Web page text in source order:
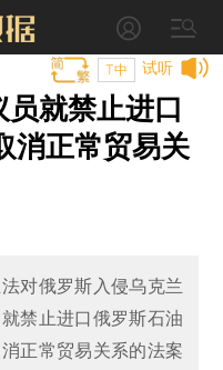
试听
T中
员就禁止进口
消正常贸易关
对俄罗斯入侵乌克兰
禁止进口俄罗斯石油
正常贸易关系的法案